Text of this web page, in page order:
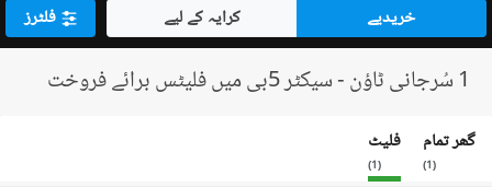
خریدیے کرایہ کے لیے فلٹرز
1 سُرجانی ٹاؤن - سیکٹر 5بی میں فلیٹس برائے فروخت
گھر تمام
(
1
)
فلیٹ
(
1
)